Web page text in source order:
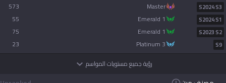
S2024 S3
master
573
S2024 S1
emerald 1
55
S2023 S2
emerald 1
75
S9
platinum 3
23
رؤية جميع مستويات المواسم
Gigs
Streamer
Apps
Norsk
русский язык